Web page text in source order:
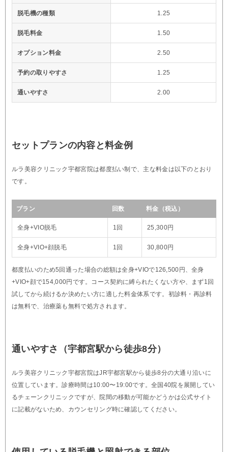
脱毛機の種類 1.25
脱毛料金 1.50
オプション料金 2.50
予約の取りやすさ 1.25
通いやすさ 2.00
セットプランの内容と料金例
ルラ美容クリニック宇都宮院は都度払い制で、主な料金は以下のとおり
です。
プラン 回数 料金（税込）
全身+VIO脱毛 1回 25,300円
全身+VIO+顔脱毛 1回 30,800円
都度払いのため5回通った場合の総額は全身+VIOで126,500円、全身
+VIO+顔で154,000円です。コース契約に縛られたくない方や、まず1回
試してから続けるか決めたい方に適した料金体系です。初診料・再診料
は無料で、治療薬も無料で処方されます。
通いやすさ（宇都宮駅から徒歩8分）
ルラ美容クリニック宇都宮院はJR宇都宮駅から徒歩8分の大通り沿いに
位置しています。診療時間は10:00〜19:00です。全国40院を展開してい
るチェーンクリニックですが、院間の移動が可能かどうかは公式サイト
に記載がないため、カウンセリング時に確認してください。